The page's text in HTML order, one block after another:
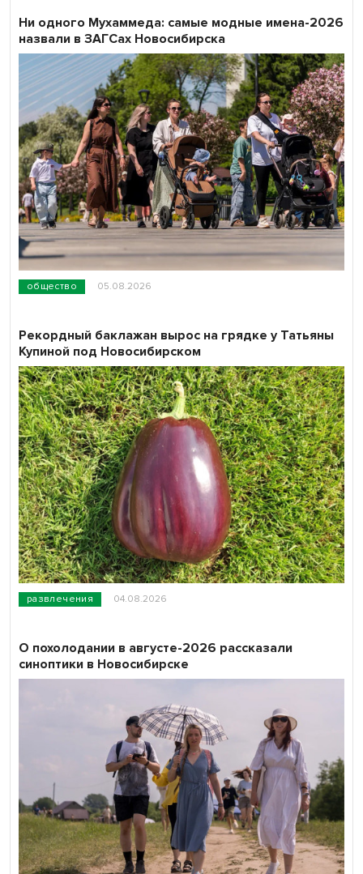
общество 05.08.2026
Ни одного Мухаммеда: самые модные имена-2026
назвали в ЗАГСах Новосибирска
развлечения 04.08.2026
Рекордный баклажан вырос на грядке у Татьяны
Купиной под Новосибирском
О похолодании в августе-2026 рассказали
синоптики в Новосибирске